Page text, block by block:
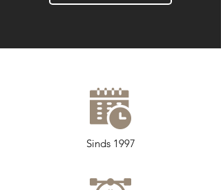
Sinds 1997